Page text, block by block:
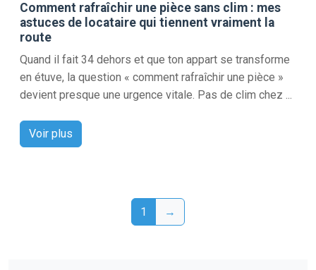
Comment rafraîchir une pièce sans clim : mes
astuces de locataire qui tiennent vraiment la
route
Quand il fait 34 dehors et que ton appart se transforme
en étuve, la question « comment rafraîchir une pièce »
devient presque une urgence vitale. Pas de clim chez ...
Voir plus
1 →